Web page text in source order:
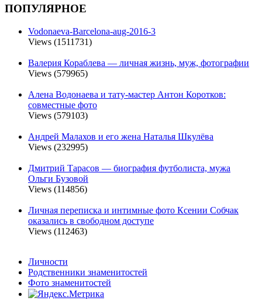
ПОПУЛЯРНОЕ
Vodonaeva-Barcelona-aug-2016-3
Views (1511731)
Валерия Кораблева — личная жизнь, муж, фотографии
Views (579965)
Алена Водонаева и тату-мастер Антон Коротков:
совместные фото
Views (579103)
Андрей Малахов и его жена Наталья Шкулёва
Views (232995)
Дмитрий Тарасов — биография футболиста, мужа
Ольги Бузовой
Views (114856)
Личная переписка и интимные фото Ксении Собчак
оказались в свободном доступе
Views (112463)
Личности
Родственники знаменитостей
Фото знаменитостей